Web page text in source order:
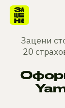
Зацени
20